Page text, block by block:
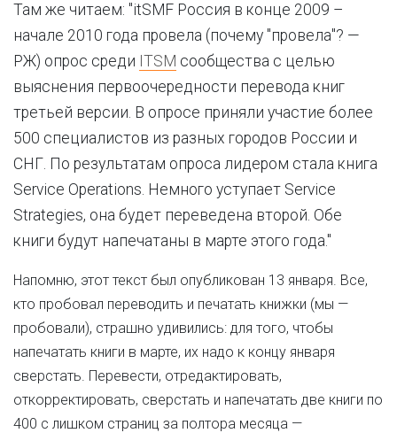
Там же читаем: "itSMF Россия в конце 2009 –
начале 2010 года провела (почему "провела"? —
РЖ) опрос среди ITSM сообщества с целью
выяснения первоочередности перевода книг
третьей версии. В опросе приняли участие более
500 специалистов из разных городов России и
СНГ. По результатам опроса лидером стала книга
Service Operations. Немного уступает Service
Strategies, она будет переведена второй. Обе
книги будут напечатаны в марте этого года."
Напомню, этот текст был опубликован 13 января. Все,
кто пробовал переводить и печатать книжки (мы —
пробовали), страшно удивились: для того, чтобы
напечатать книги в марте, их надо к концу января
сверстать. Перевести, отредактировать,
откорректировать, сверстать и напечатать две книги по
400 с лишком страниц за полтора месяца —